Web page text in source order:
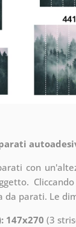
con
da parati. Le
147x270 (3